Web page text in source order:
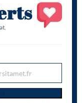
seconde vocation !
d'achat
S’inscrire